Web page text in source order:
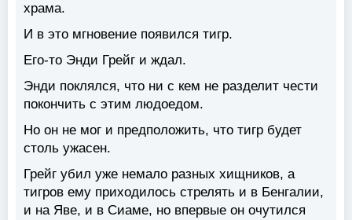
храма.
И в это мгновение появился тигр.
Его-то Энди Грейг и ждал.
Энди поклялся, что ни с кем не разделит чести
покончить с этим людоедом.
Но он не мог и предположить, что тигр будет
столь ужасен.
Грейг убил уже немало разных хищников, а
тигров ему приходилось стрелять и в Бенгалии,
и на Яве, и в Сиаме, но впервые он очутился